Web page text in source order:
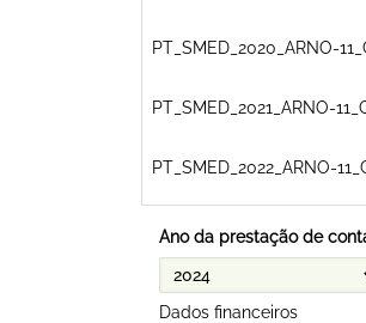
PT_SMED_2020_ARNO-
PT_SMED_2021_ARNO-
PT_SMED_2022_ARNO-
Ano da prestação de
Dados financeiros